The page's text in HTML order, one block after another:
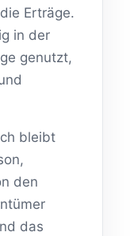
Erträge.
in der
genutzt,
bleibt
den
das